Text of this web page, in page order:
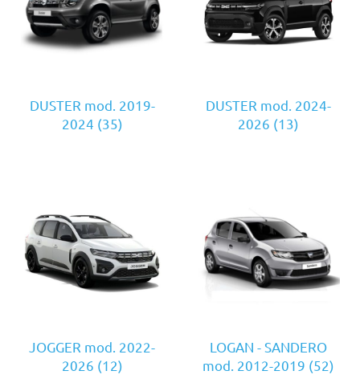
DUSTER mod. 2019-
2024 (35)
DUSTER mod. 2024-
2026 (13)
JOGGER mod. 2022-
2026 (12)
LOGAN - SANDERO
mod. 2012-2019 (52)